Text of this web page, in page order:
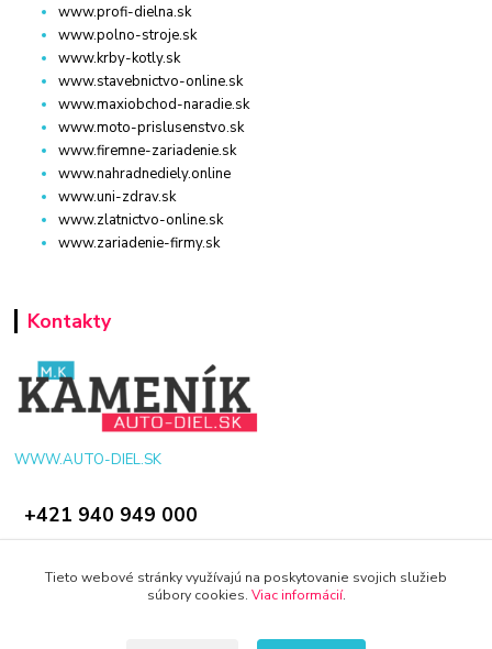
www.profi-dielna.sk
www.polno-stroje.sk
www.krby-kotly.sk
www.stavebnictvo-online.sk
www.maxiobchod-naradie.sk
www.moto-prislusenstvo.sk
www.firemne-zariadenie.sk
www.nahradnediely.online
www.uni-zdrav.sk
www.zlatnictvo-online.sk
www.zariadenie-firmy.sk
Kontakty
WWW.AUTO-DIEL.SK
+421 940 949 000
Tieto webové stránky využívajú na poskytovanie svojich služieb
súbory cookies. Viac informácií.